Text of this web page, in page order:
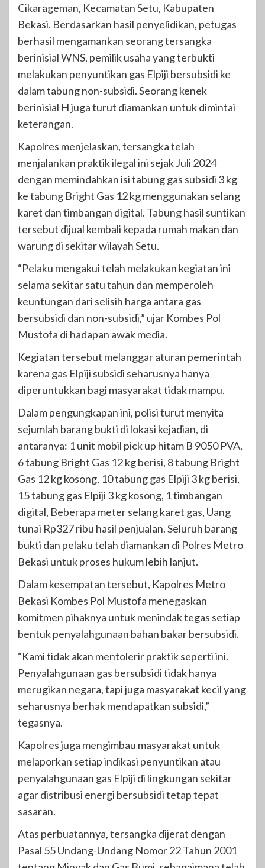
Cikarageman, Kecamatan Setu, Kabupaten
Bekasi. Berdasarkan hasil penyelidikan, petugas
berhasil mengamankan seorang tersangka
berinisial WNS, pemilik usaha yang terbukti
melakukan penyuntikan gas Elpiji bersubsidi ke
dalam tabung non-subsidi. Seorang kenek
berinisial H juga turut diamankan untuk dimintai
keterangan.
Kapolres menjelaskan, tersangka telah
menjalankan praktik ilegal ini sejak Juli 2024
dengan memindahkan isi tabung gas subsidi 3 kg
ke tabung Bright Gas 12 kg menggunakan selang
karet dan timbangan digital. Tabung hasil suntikan
tersebut dijual kembali kepada rumah makan dan
warung di sekitar wilayah Setu.
“Pelaku mengakui telah melakukan kegiatan ini
selama sekitar satu tahun dan memperoleh
keuntungan dari selisih harga antara gas
bersubsidi dan non-subsidi,” ujar Kombes Pol
Mustofa di hadapan awak media.
Kegiatan tersebut melanggar aturan pemerintah
karena gas Elpiji subsidi seharusnya hanya
diperuntukkan bagi masyarakat tidak mampu.
Dalam pengungkapan ini, polisi turut menyita
sejumlah barang bukti di lokasi kejadian, di
antaranya: 1 unit mobil pick up hitam B 9050 PVA,
6 tabung Bright Gas 12 kg berisi, 8 tabung Bright
Gas 12 kg kosong, 10 tabung gas Elpiji 3 kg berisi,
15 tabung gas Elpiji 3 kg kosong, 1 timbangan
digital, Beberapa meter selang karet gas, Uang
tunai Rp327 ribu hasil penjualan. Seluruh barang
bukti dan pelaku telah diamankan di Polres Metro
Bekasi untuk proses hukum lebih lanjut.
Dalam kesempatan tersebut, Kapolres Metro
Bekasi Kombes Pol Mustofa menegaskan
komitmen pihaknya untuk menindak tegas setiap
bentuk penyalahgunaan bahan bakar bersubsidi.
“Kami tidak akan mentolerir praktik seperti ini.
Penyalahgunaan gas bersubsidi tidak hanya
merugikan negara, tapi juga masyarakat kecil yang
seharusnya berhak mendapatkan subsidi,”
tegasnya.
Kapolres juga mengimbau masyarakat untuk
melaporkan setiap indikasi penyuntikan atau
penyalahgunaan gas Elpiji di lingkungan sekitar
agar distribusi energi bersubsidi tetap tepat
sasaran.
Atas perbuatannya, tersangka dijerat dengan
Pasal 55 Undang-Undang Nomor 22 Tahun 2001